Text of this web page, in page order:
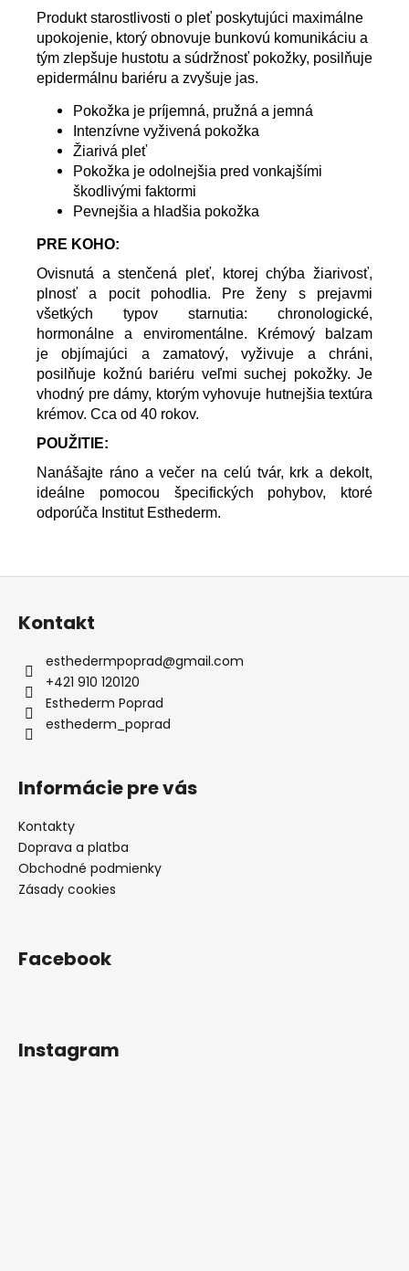
Produkt starostlivosti o pleť poskytujúci maximálne
upokojenie, ktorý obnovuje bunkovú komunikáciu a
tým zlepšuje hustotu a súdržnosť pokožky, posilňuje
epidermálnu bariéru a zvyšuje jas.
Pokožka je príjemná, pružná a jemná
Intenzívne vyživená pokožka
Žiarivá pleť
Pokožka je odolnejšia pred vonkajšími
škodlivými faktormi
Pevnejšia a hladšia pokožka
PRE KOHO:
Ovisnutá a stenčená pleť, ktorej chýba žiarivosť,
plnosť a pocit pohodlia. Pre ženy s prejavmi
všetkých typov starnutia: chronologické,
hormonálne a enviromentálne. Krémový balzam
jeobjímajúci a zamatový, vyživuje a chráni,
posilňuje kožnú bariéru veľmi suchej pokožky. Je
vhodný pre dámy, ktorým vyhovuje hutnejšia textúra
krémov. Cca od 40 rokov.
POUŽITIE:
Nanášajte ráno a večer na celú tvár, krk a dekolt,
ideálne pomocou špecifických pohybov, ktoré
odporúča Institut Esthederm.
Kontakt
esthedermpoprad@gmail.com
+421 910 120120
Esthederm Poprad
esthederm_poprad
Informácie pre vás
Kontakty
Doprava a platba
Obchodné podmienky
Zásady cookies
Facebook
Instagram